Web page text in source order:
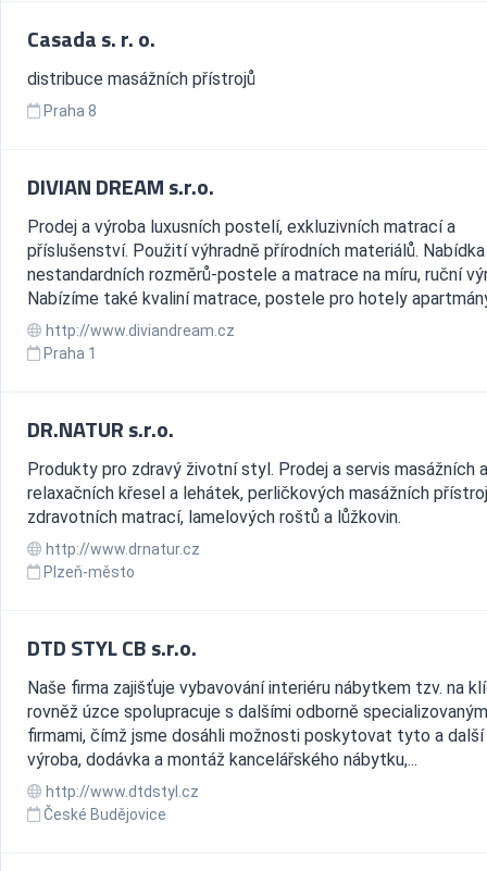
Casada s. r. o.
distribuce masážních přístrojů
Praha 8
DIVIAN DREAM s.r.o.
Prodej a výroba luxusních postelí, exkluzivních matrací a
příslušenství. Použití výhradně přírodních materiálů.
nestandardních rozměrů-postele a matrace na míru, ruční
Nabízíme také kvaliní matrace, postele pro hotely
http://www.diviandream.cz
Praha 1
DR.NATUR s.r.o.
Produkty pro zdravý životní styl. Prodej a servis masážních a
relaxačních křesel a lehátek, perličkových masážních
zdravotních matrací, lamelových roštů a lůžkovin.
http://www.drnatur.cz
Plzeň-město
DTD STYL CB s.r.o.
Naše firma zajišťuje vybavování interiéru nábytkem tzv. na
rovněž úzce spolupracuje s dalšími odborně
firmami, čímž jsme dosáhli možnosti poskytovat tyto a další
výroba, dodávka a montáž kancelářského nábytku,...
http://www.dtdstyl.cz
České Budějovice